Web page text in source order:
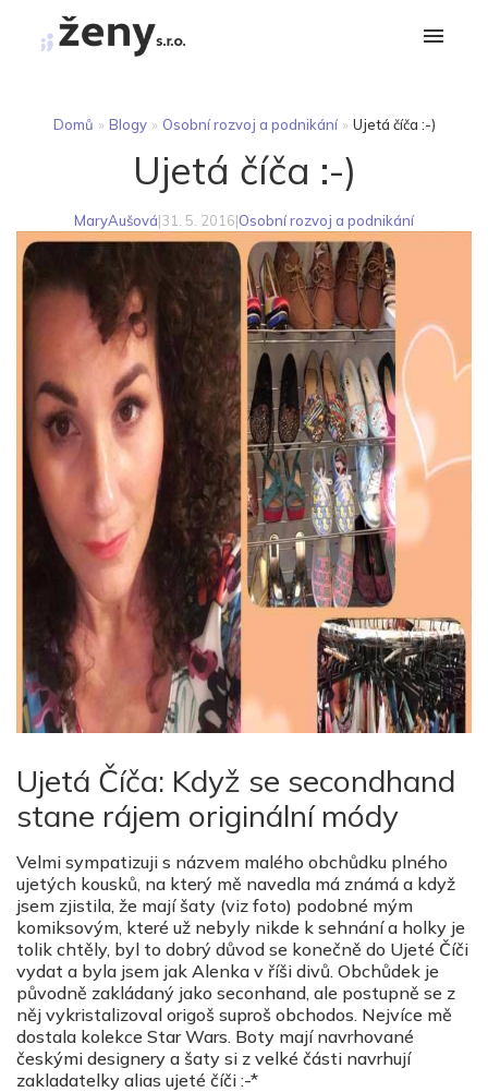
Domů » Blogy » Osobní rozvoj a podnikání » Ujetá číča :-)
Ujetá číča :-)
MaryAušová|31. 5. 2016|Osobní rozvoj a podnikání
Ujetá Číča: Když se secondhand
stane rájem originální módy
Velmi sympatizuji s názvem malého obchůdku plného
ujetých kousků, na který mě navedla má známá a když
jsem zjistila, že mají šaty (viz foto) podobné mým
komiksovým, které už nebyly nikde k sehnání a holky je
tolik chtěly, byl to dobrý důvod se konečně do Ujeté Číči
vydat a byla jsem jak Alenka v říši divů. Obchůdek je
původně zakládaný jako seconhand, ale postupně se z
něj vykristalizoval origoš suproš obchodos. Nejvíce mě
dostala kolekce Star Wars. Boty mají navrhované
českými designery a šaty si z velké části navrhují
zakladatelky alias ujeté číči :-*